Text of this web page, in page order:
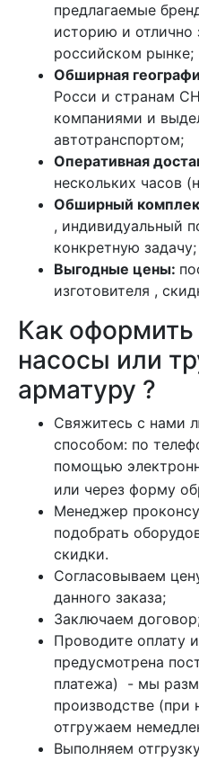
предлагаемые
историю и отлично
российском рынке;
Обширная
Росси и странам
компаниями и
автотранспортом;
Оперативная
нескольких часов
Обширный
, индивидуальный
конкретную задачу;
Выгодные цены:
изготовителя ,
Как оформить
насосы или
арматуру ?
Свяжитесь с нами
способом: по
помощью
или через форму
Менеджер
подобрать
скидки.
Согласовываем
данного заказа;
Заключаем
Проводите оплату
предусмотрена
платежа) - мы
производстве (при
отгружаем
Выполняем